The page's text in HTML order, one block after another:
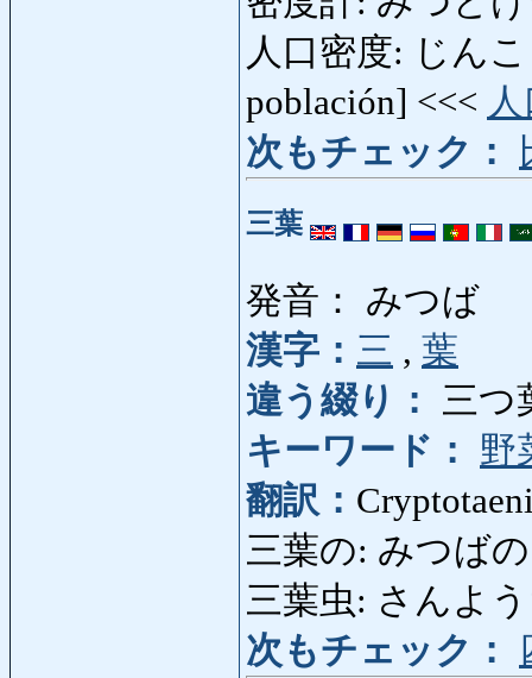
人口密度: じん
población] <<<
次もチェック：
三葉
発音： みつば
漢字： 三 , 葉
違う綴り：
三つ
キーワード：
野
翻訳：
三葉の: みつばの
三葉虫: さんよ
次もチェック：